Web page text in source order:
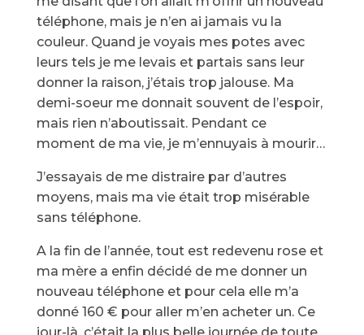
téléphone, mais je n’en ai jamais vu la
couleur. Quand je voyais mes potes avec
leurs tels je me levais et partais sans leur
donner la raison, j’étais trop jalouse. Ma
demi-soeur me donnait souvent de l’espoir,
mais rien n’aboutissait. Pendant ce
moment de ma vie, je m’ennuyais à mourir…
J’essayais de me distraire par d’autres
moyens, mais ma vie était trop misérable
sans téléphone.
A la fin de l’année, tout est redevenu rose et
ma mère a enfin décidé de me donner un
nouveau téléphone et pour cela elle m’a
donné 160 € pour aller m’en acheter un. Ce